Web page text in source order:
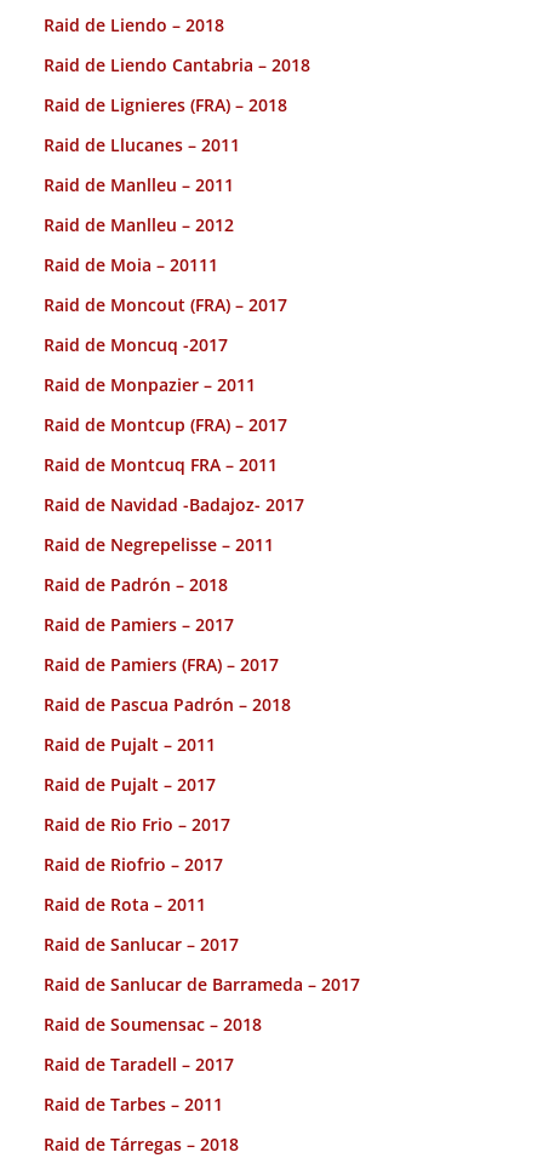
Raid de Liendo – 2018
Raid de Liendo Cantabria – 2018
Raid de Lignieres (FRA) – 2018
Raid de Llucanes – 2011
Raid de Manlleu – 2011
Raid de Manlleu – 2012
Raid de Moia – 20111
Raid de Moncout (FRA) – 2017
Raid de Moncuq -2017
Raid de Monpazier – 2011
Raid de Montcup (FRA) – 2017
Raid de Montcuq FRA – 2011
Raid de Navidad -Badajoz- 2017
Raid de Negrepelisse – 2011
Raid de Padrón – 2018
Raid de Pamiers – 2017
Raid de Pamiers (FRA) – 2017
Raid de Pascua Padrón – 2018
Raid de Pujalt – 2011
Raid de Pujalt – 2017
Raid de Rio Frio – 2017
Raid de Riofrio – 2017
Raid de Rota – 2011
Raid de Sanlucar – 2017
Raid de Sanlucar de Barrameda – 2017
Raid de Soumensac – 2018
Raid de Taradell – 2017
Raid de Tarbes – 2011
Raid de Tárregas – 2018